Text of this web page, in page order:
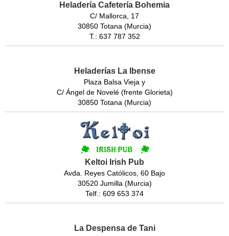
Heladería Cafetería Bohemia
C/ Mallorca, 17
30850 Totana (Murcia)
T.: 637 787 352
Heladerías La Ibense
Plaza Balsa Vieja y
C/ Ángel de Novelé (frente Glorieta)
30850 Totana (Murcia)
Keltoi Irish Pub
Avda. Reyes Católicos, 60 Bajo
30520 Jumilla (Murcia)
Telf.: 609 653 374
La Despensa de Tani